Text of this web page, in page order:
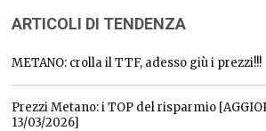
ARTICOLI DI TENDENZA
METANO: crolla il TTF, adesso giù i prezzi!!!
Prezzi Metano: i TOP del risparmio
13/03/2026]